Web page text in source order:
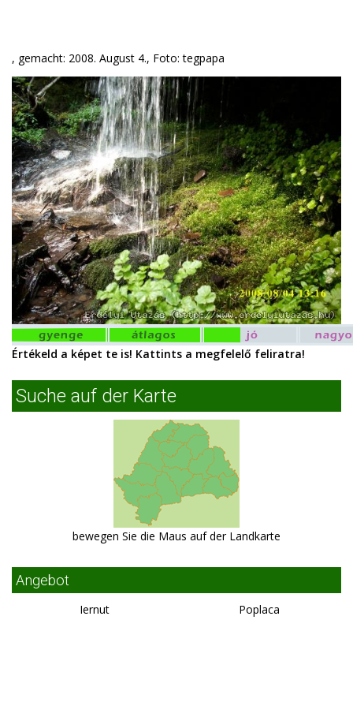
, gemacht: 2008. August 4., Foto: tegpapa
Értékeld a képet te is! Kattints a megfelelő feliratra!
Suche auf der Karte
bewegen Sie die Maus auf der Landkarte
Angebot
Iernut Poplaca